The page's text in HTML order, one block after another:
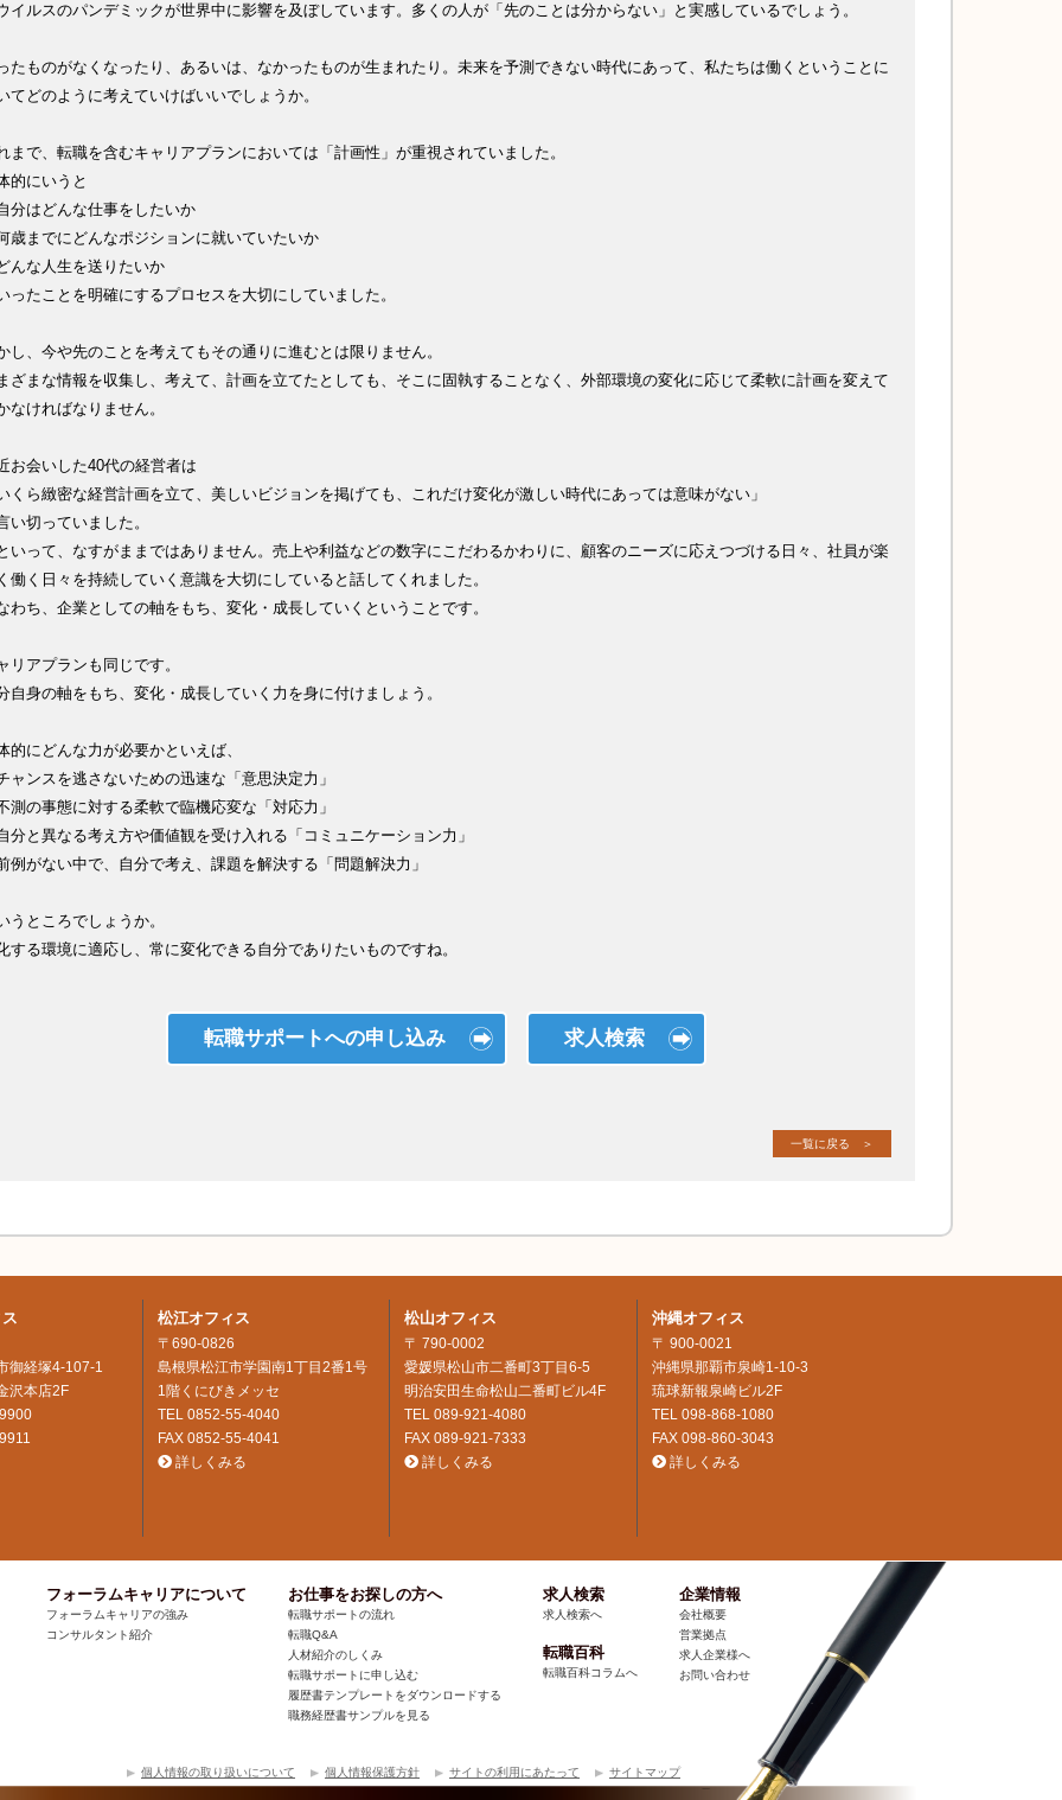
イルスのパンデミックが世界中に影響を及ぼしています。多くの人が「先のことは分からない」と実感しているでしょう。
たものがなくなったり、あるいは、なかったものが生まれたり。未来を予測できない時代にあって、私たちは働くということに
てどのように考えていけばいいでしょうか。
まで、転職を含むキャリアプランにおいては「計画性」が重視されていました。
的にいうと
分はどんな仕事をしたいか
歳までにどんなポジションに就いていたいか
んな人生を送りたいか
ったことを明確にするプロセスを大切にしていました。
し、今や先のことを考えてもその通りに進むとは限りません。
ざまな情報を収集し、考えて、計画を立てたとしても、そこに固執することなく、外部環境の変化に応じて柔軟に計画を変えて
なければなりません。
お会いした40代の経営者は
いくら緻密な経営計画を立て、美しいビジョンを掲げても、これだけ変化が激しい時代にあっては意味がない」
い切っていました。
いって、なすがままではありません。売上や利益などの数字にこだわるかわりに、顧客のニーズに応えつづける日々、社員が楽
働く日々を持続していく意識を大切にしていると話してくれました。
わち、企業としての軸をもち、変化・成長していくということです。
リアプランも同じです。
自身の軸をもち、変化・成長していく力を身に付けましょう。
的にどんな力が必要かといえば、
ャンスを逃さないための迅速な「意思決定力」
測の事態に対する柔軟で臨機応変な「対応力」
分と異なる考え方や価値観を受け入れる「コミュニケーション力」
例がない中で、自分で考え、課題を解決する「問題解決力」
うところでしょうか。
する環境に適応し、常に変化できる自分でありたいものですね。
転職サポートへの申し込み 求人検索
一覧に戻る ＞
御経塚4-107-1
沢本店2F
松江オフィス
〒690-0826
島根県松江市学園南1丁目2番1号
1階くにびきメッセ
TEL 0852-55-4040
FAX 0852-55-4041
詳しくみる
松山オフィス
〒 790-0002
愛媛県松山市二番町3丁目6-5
明治安田生命松山二番町ビル4F
TEL089-921-4080
FAX 089-921-7333
詳しくみる
沖縄オフィス
〒 900-0021
沖縄県那覇市泉崎1-10-3
琉球新報泉崎ビル2F
TEL098-868-1080
FAX 098-860-3043
詳しくみる
フォーラムキャリアについて
フォーラムキャリアの強み
コンサルタント紹介
お仕事をお探しの方へ
転職サポートの流れ
転職Q&A
人材紹介のしくみ
転職サポートに申し込む
履歴書テンプレートをダウンロードする
職務経歴書サンプルを見る
求人検索
求人検索へ
転職百科
転職百科コラムへ
企業情報
会社概要
営業拠点
求人企業様へ
お問い合わせ
個人情報の取り扱いについて 個人情報保護方針 サイトの利用にあたって サイトマップ